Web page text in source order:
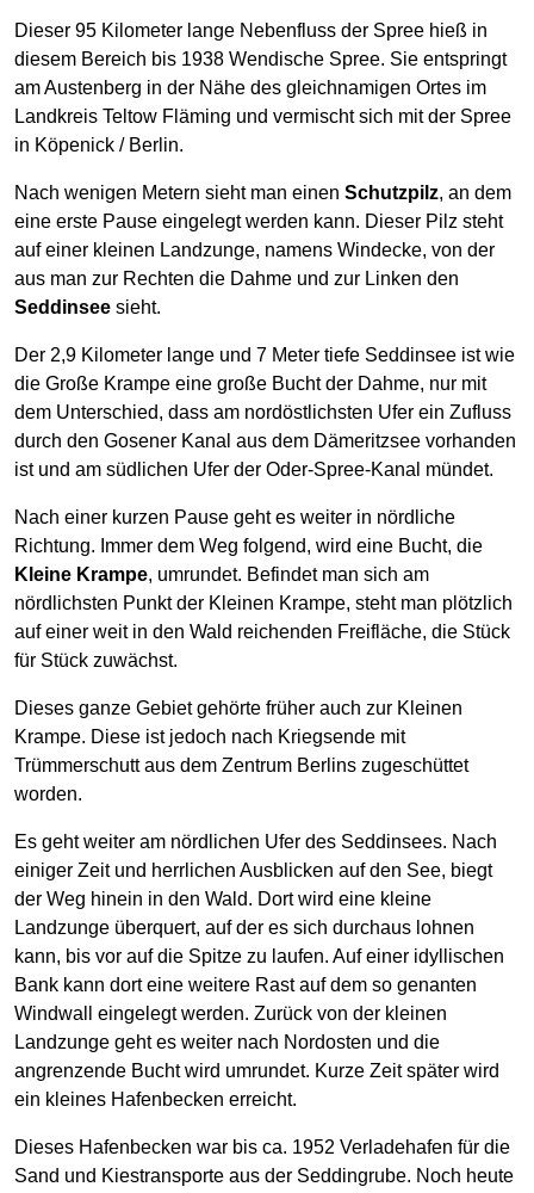
Dieser 95 Kilometer lange Nebenfluss der Spree hieß in
diesem Bereich bis 1938 Wendische Spree. Sie entspringt
am Austenberg in der Nähe des gleichnamigen Ortes im
Landkreis Teltow Fläming und vermischt sich mit der Spree
in Köpenick / Berlin.
Nach wenigen Metern sieht man einen Schutzpilz, an dem
eine erste Pause eingelegt werden kann. Dieser Pilz steht
auf einer kleinen Landzunge, namens Windecke, von der
aus man zur Rechten die Dahme und zur Linken den
Seddinsee sieht.
Der 2,9 Kilometer lange und 7 Meter tiefe Seddinsee ist wie
die Große Krampe eine große Bucht der Dahme, nur mit
dem Unterschied, dass am nordöstlichsten Ufer ein Zufluss
durch den Gosener Kanal aus dem Dämeritzsee vorhanden
ist und am südlichen Ufer der Oder-Spree-Kanal mündet.
Nach einer kurzen Pause geht es weiter in nördliche
Richtung. Immer dem Weg folgend, wird eine Bucht, die
Kleine Krampe, umrundet. Befindet man sich am
nördlichsten Punkt der Kleinen Krampe, steht man plötzlich
auf einer weit in den Wald reichenden Freifläche, die Stück
für Stück zuwächst.
Dieses ganze Gebiet gehörte früher auch zur Kleinen
Krampe. Diese ist jedoch nach Kriegsende mit
Trümmerschutt aus dem Zentrum Berlins zugeschüttet
worden.
Es geht weiter am nördlichen Ufer des Seddinsees. Nach
einiger Zeit und herrlichen Ausblicken auf den See, biegt
der Weg hinein in den Wald. Dort wird eine kleine
Landzunge überquert, auf der es sich durchaus lohnen
kann, bis vor auf die Spitze zu laufen. Auf einer idyllischen
Bank kann dort eine weitere Rast auf dem so genanten
Windwall eingelegt werden. Zurück von der kleinen
Landzunge geht es weiter nach Nordosten und die
angrenzende Bucht wird umrundet. Kurze Zeit später wird
ein kleines Hafenbecken erreicht.
Dieses Hafenbecken war bis ca. 1952 Verladehafen für die
Sand und Kiestransporte aus der Seddingrube. Noch heute